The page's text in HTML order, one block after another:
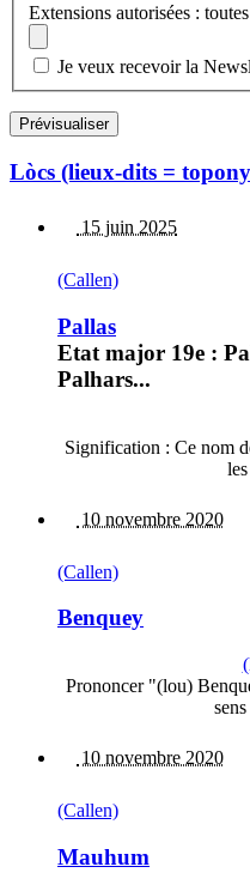
Extensions autorisées : toutes
Je veux recevoir la
Lòcs (lieux-dits =
15 juin 2025
(Callen)
Pallas
Etat major 19e :
Palhars...
Signification : Ce nom
10 novembre 2020
(Callen)
Benquey
Prononcer "(lou)
10 novembre 2020
(Callen)
Mauhum